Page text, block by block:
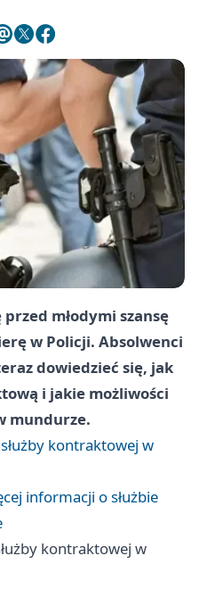
młodymi szansę
w Policji. Absolwenci
dowiedzieć się, jak
i jakie możliwości
mundurze.
kontraktowej w
informacji o służbie
kontraktowej w